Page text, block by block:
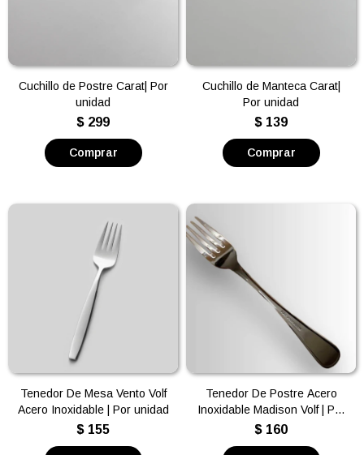
Cuchillo de Postre Carat| Por
unidad
$ 299
Cuchillo de Manteca Carat|
Por unidad
$ 139
Tenedor De Mesa Vento Volf
Acero Inoxidable | Por unidad
$ 155
Tenedor De Postre Acero
Inoxidable Madison Volf | Por
unidad
$ 160